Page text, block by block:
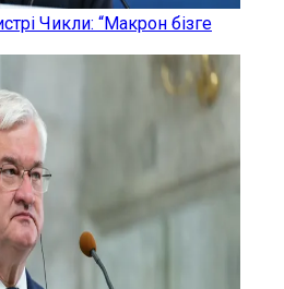
Чикли: “Макрон бізге